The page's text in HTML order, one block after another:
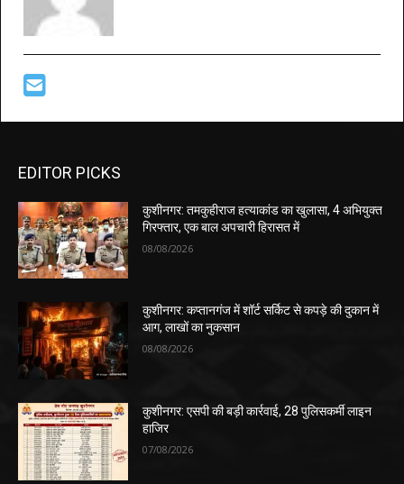
EDITOR PICKS
कुशीनगर: तमकुहीराज हत्याकांड का खुलासा, 4 अभियुक्त
गिरफ्तार, एक बाल अपचारी हिरासत में
08/08/2026
कुशीनगर: कप्तानगंज में शॉर्ट सर्किट से कपड़े की दुकान में
आग, लाखों का नुकसान
08/08/2026
कुशीनगर: एसपी की बड़ी कार्रवाई, 28 पुलिसकर्मी लाइन
हाजिर
07/08/2026